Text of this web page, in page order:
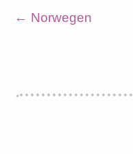
← Norwegen